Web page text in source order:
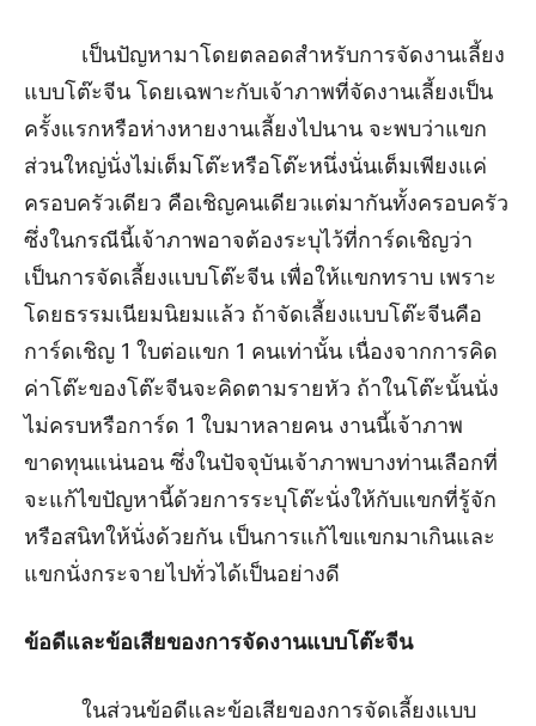
เป็นปัญหามาโดยตลอดสำหรับการจัดงานเลี้ยง
แบบโต๊ะจีน โดยเฉพาะกับเจ้าภาพที่จัดงานเลี้ยงเป็น
ครั้งแรกหรือห่างหายงานเลี้ยงไปนาน จะพบว่าแขก
ส่วนใหญ่นั่งไม่เต็มโต๊ะหรือโต๊ะหนึ่งนั่นเต็มเพียงแค่
ครอบครัวเดียว คือเชิญคนเดียวแต่มากันทั้งครอบครัว
ซึ่งในกรณีนี้เจ้าภาพอาจต้องระบุไว้ที่การ์ดเชิญว่า
เป็นการจัดเลี้ยงแบบโต๊ะจีน เพื่อให้แขกทราบ เพราะ
โดยธรรมเนียมนิยมแล้ว ถ้าจัดเลี้ยงแบบโต๊ะจีนคือ
การ์ดเชิญ 1 ใบต่อแขก 1 คนเท่านั้น เนื่องจากการคิด
ค่าโต๊ะของโต๊ะจีนจะคิดตามรายหัว ถ้าในโต๊ะนั้นนั่ง
ไม่ครบหรือการ์ด 1 ใบมาหลายคน งานนี้เจ้าภาพ
ขาดทุนแน่นอน ซึ่งในปัจจุบันเจ้าภาพบางท่านเลือกที่
จะแก้ไขปัญหานี้ด้วยการระบุโต๊ะนั่งให้กับแขกที่รู้จัก
หรือสนิทให้นั่งด้วยกัน เป็นการแก้ไขแขกมาเกินและ
แขกนั่งกระจายไปทั่วได้เป็นอย่างดี
ข้อดีและข้อเสียของการจัดงานแบบโต๊ะจีน
ในส่วนข้อดีและข้อเสียของการจัดเลี้ยงแบบ